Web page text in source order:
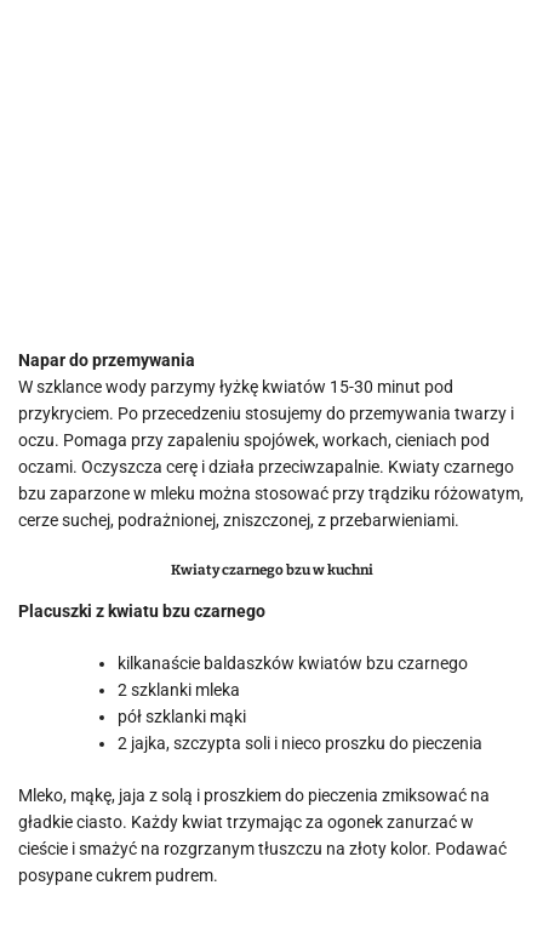
Napar do przemywania
W szklance wody parzymy łyżkę kwiatów 15-30 minut pod
przykryciem. Po przecedzeniu stosujemy do przemywania twarzy i
oczu. Pomaga przy zapaleniu spojówek, workach, cieniach pod
oczami. Oczyszcza cerę i działa przeciwzapalnie. Kwiaty czarnego
bzu zaparzone w mleku można stosować przy trądziku różowatym,
cerze suchej, podrażnionej, zniszczonej, z przebarwieniami.
Kwiaty czarnego bzu w kuchni
Placuszki z kwiatu bzu czarnego
kilkanaście baldaszków kwiatów bzu czarnego
2 szklanki mleka
pół szklanki mąki
2 jajka, szczypta soli i nieco proszku do pieczenia
Mleko, mąkę, jaja z solą i proszkiem do pieczenia zmiksować na
gładkie ciasto. Każdy kwiat trzymając za ogonek zanurzać w
cieście i smażyć na rozgrzanym tłuszczu na złoty kolor. Podawać
posypane cukrem pudrem.